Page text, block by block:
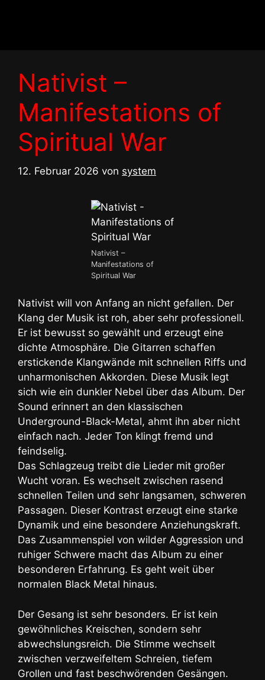
Nativist –
Manifestations of
Spiritual War
12. Februar 2026 von system
Nativist –
Manifestations of
Spiritual War
Nativist will von Anfang an nicht gefallen. Der
Klang der Musik ist roh, aber sehr professionell.
Er ist bewusst so gewählt und erzeugt eine
dichte Atmosphäre. Die Gitarren schaffen
erstickende Klangwände mit schnellen Riffs und
unharmonischen Akkorden. Diese Musik legt
sich wie ein dunkler Nebel über das Album. Der
Sound erinnert an den klassischen
Underground-Black-Metal, ahmt ihn aber nicht
einfach nach. Jeder Ton klingt fremd und
feindselig.
Das Schlagzeug treibt die Lieder mit großer
Wucht voran. Es wechselt zwischen rasend
schnellen Teilen und sehr langsamen, schweren
Passagen. Dieser Kontrast erzeugt eine starke
Dynamik und eine besondere Anziehungskraft.
Das Zusammenspiel von wilder Aggression und
ruhiger Schwere macht das Album zu einer
besonderen Erfahrung. Es geht weit über
normalen Black Metal hinaus.
Der Gesang ist sehr besonders. Er ist kein
gewöhnliches Kreischen, sondern sehr
abwechslungsreich. Die Stimme wechselt
zwischen verzweifeltem Schreien, tiefem
Grollen und fast beschwörenden Gesängen.